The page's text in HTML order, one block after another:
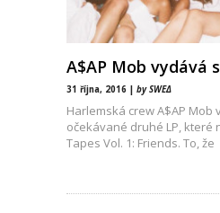
A$AP Mob vydává
31 října, 2016 | by SWEΔ
Harlemská crew A$AP
očekávané druhé LP, které
Tapes Vol. 1: Friends. To, že